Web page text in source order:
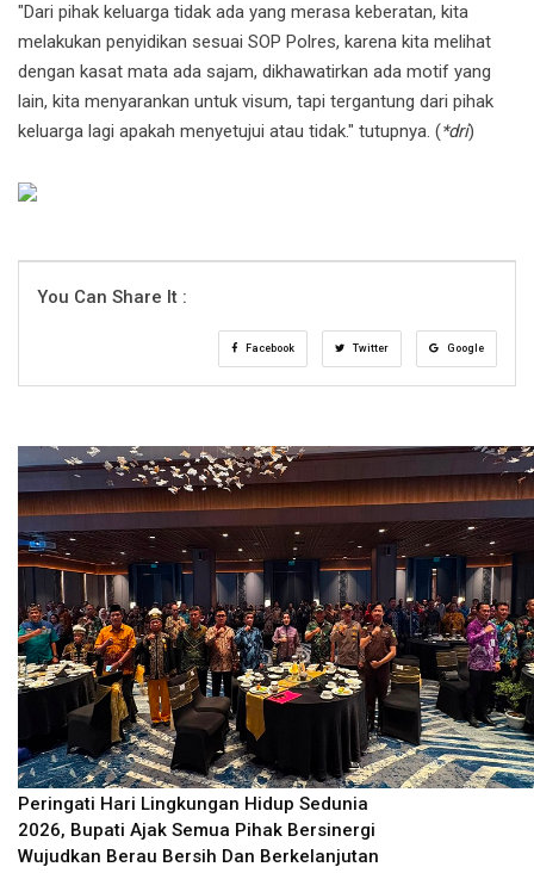
"Dari pihak keluarga tidak ada yang merasa keberatan, kita
melakukan penyidikan sesuai SOP Polres, karena kita melihat
dengan kasat mata ada sajam, dikhawatirkan ada motif yang
lain, kita menyarankan untuk visum, tapi tergantung dari pihak
keluarga lagi apakah menyetujui atau tidak." tutupnya. (*dri)
You Can Share It :
Facebook Twitter Google
Peringati Hari Lingkungan Hidup Sedunia
2026, Bupati Ajak Semua Pihak Bersinergi
Wujudkan Berau Bersih Dan Berkelanjutan